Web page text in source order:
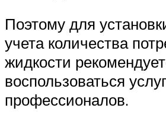
Поэтому для
учета количества
жидкости
воспользоваться
профессионалов.